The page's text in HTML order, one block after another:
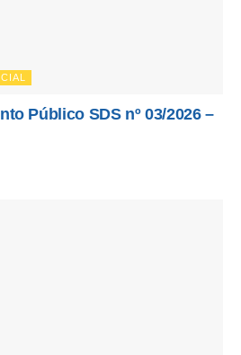
Público SDS nº 03/2026 –